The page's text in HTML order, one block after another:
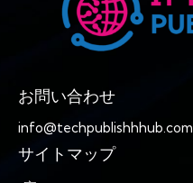
お問い合わせ
info@techpublishhhub.com
サイトマップ